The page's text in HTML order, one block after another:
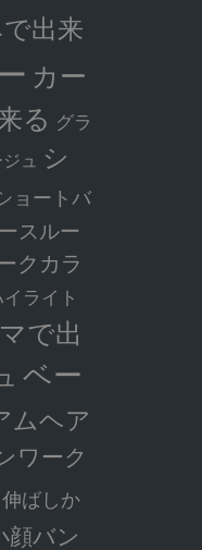
出来
カー
る グラ
ュ シ
ョートバ
スルー
クカラ
ライト
で出
ベー
ムヘア
ワーク
伸ばしか
顔バン